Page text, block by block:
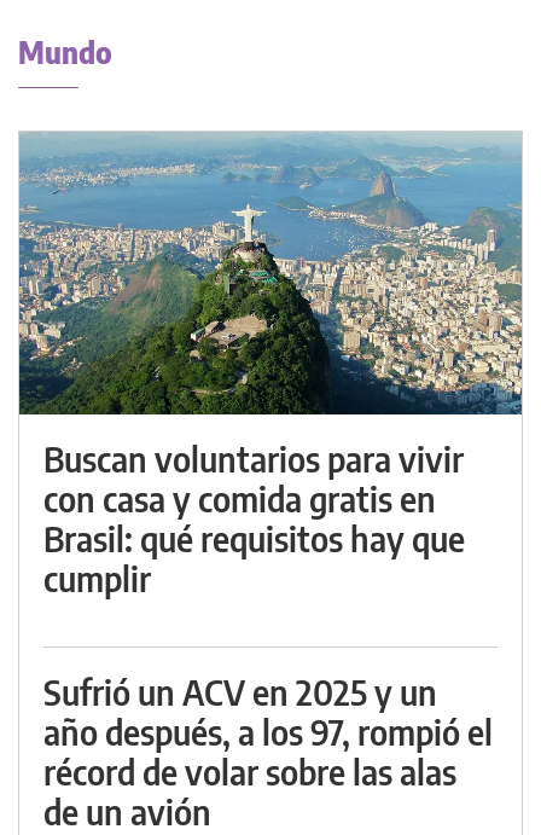
Mundo
Buscan voluntarios para vivir
con casa y comida gratis en
Brasil: qué requisitos hay que
cumplir
Sufrió un ACV en 2025 y un
año después, a los 97, rompió el
récord de volar sobre las alas
de un avión